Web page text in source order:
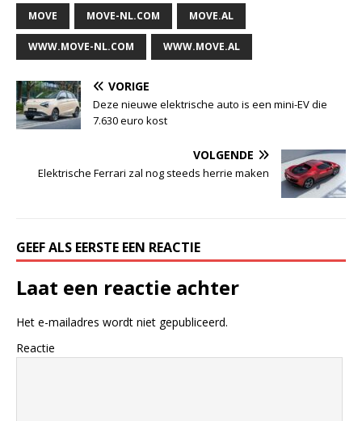
MOVE MOVE-NL.COM MOVE.AL
WWW.MOVE-NL.COM WWW.MOVE.AL
VORIGE
Deze nieuwe elektrische auto is een mini-EV die
7.630 euro kost
VOLGENDE
Elektrische Ferrari zal nog steeds herrie maken
GEEF ALS EERSTE EEN REACTIE
Laat een reactie achter
Het e-mailadres wordt niet gepubliceerd.
Reactie